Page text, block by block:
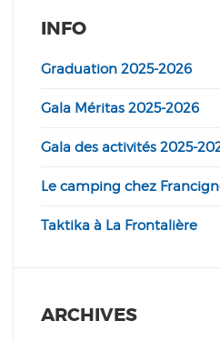
INFO
Graduation 2025-2026
Gala Méritas 2025-2026
Gala des activités 2025-
Le camping chez
Taktika à La Frontalière
ARCHIVES